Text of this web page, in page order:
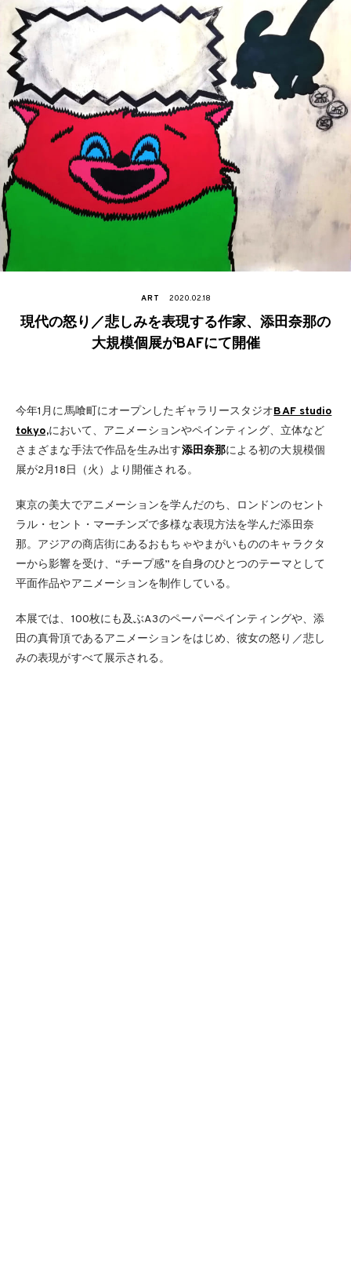
ART 2020.02.18
現代の怒り／悲しみを表現する作家、添田奈那の
大規模個展がBAFにて開催
今年1月に馬喰町にオープンしたギャラリースタジオBAF studio
tokyo,において、アニメーションやペインティング、立体など
さまざまな手法で作品を生み出す添田奈那による初の大規模個
展が2月18日（火）より開催される。
東京の美大でアニメーションを学んだのち、ロンドンのセント
ラル・セント・マーチンズで多様な表現方法を学んだ添田奈
那。アジアの商店街にあるおもちゃやまがいもののキャラクタ
ーから影響を受け、“チープ感”を自身のひとつのテーマとして
平面作品やアニメーションを制作している。
本展では、100枚にも及ぶA3のペーパーペインティングや、添
田の真骨頂であるアニメーションをはじめ、彼女の怒り／悲し
みの表現がすべて展示される。